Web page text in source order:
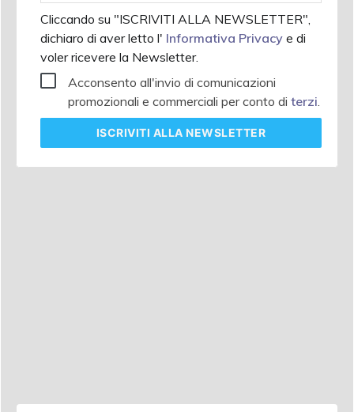
Cliccando su "ISCRIVITI ALLA NEWSLETTER",
dichiaro di aver letto l' Informativa Privacy e di
voler ricevere la Newsletter.
Acconsento all'invio di comunicazioni
promozionali e commerciali per conto di terzi
ISCRIVITI ALLA NEWSLETTER